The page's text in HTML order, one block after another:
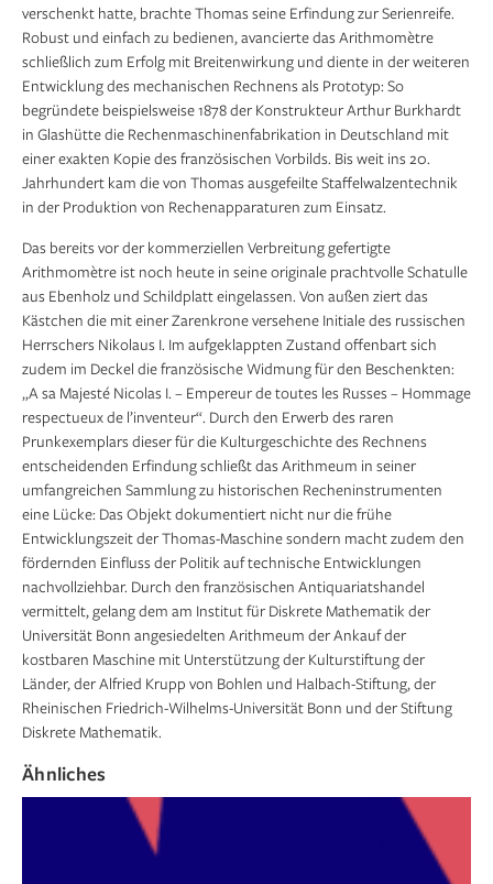
verschenkt hatte, brachte Thomas seine Erfindung zur Serienreife.
Robust und einfach zu bedienen, avancierte das Arithmomètre
schließlich zum Erfolg mit Breitenwirkung und diente in der weiteren
Entwicklung des mechanischen Rechnens als Prototyp: So
begründete beispielsweise 1878 der Konstrukteur Arthur Burkhardt
in Glashütte die Rechenmaschinenfabrikation in Deutschland mit
einer exakten Kopie des französischen Vorbilds. Bis weit ins 20.
Jahrhundert kam die von Thomas ausgefeilte Staffelwalzentechnik
in der Produktion von Rechenapparaturen zum Einsatz.
Das bereits vor der kommerziellen Verbreitung gefertigte
Arithmomètre ist noch heute in seine originale prachtvolle Schatulle
aus Ebenholz und Schildplatt eingelassen. Von außen ziert das
Kästchen die mit einer Zarenkrone versehene Initiale des russischen
Herrschers Nikolaus I. Im aufgeklappten Zustand offenbart sich
zudem im Deckel die französische Widmung für den Beschenkten:
„A sa Majesté Nicolas I. – Empereur de toutes les Russes – Hommage
respectueux de l’inventeur“. Durch den Erwerb des raren
Prunkexemplars dieser für die Kulturgeschichte des Rechnens
entscheidenden Erfindung schließt das Arithmeum in seiner
umfangreichen Sammlung zu historischen Recheninstrumenten
eine Lücke: Das Objekt dokumentiert nicht nur die frühe
Entwicklungszeit der Thomas-Maschine sondern macht zudem den
fördernden Einfluss der Politik auf technische Entwicklungen
nachvollziehbar. Durch den französischen Antiquariatshandel
vermittelt, gelang dem am Institut für Diskrete Mathematik der
Universität Bonn angesiedelten Arithmeum der Ankauf der
kostbaren Maschine mit Unterstützung der Kulturstiftung der
Länder, der Alfried Krupp von Bohlen und Halbach-Stiftung, der
Rheinischen Friedrich-Wilhelms-Universität Bonn und der Stiftung
Diskrete Mathematik.
Ähnliches